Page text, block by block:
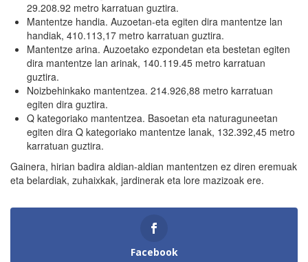
29.208.92 metro karratuan guztira.
Mantentze handia. Auzoetan-eta egiten dira mantentze lan
handiak, 410.113,17 metro karratuan guztira.
Mantentze arina. Auzoetako ezpondetan eta bestetan egiten
dira mantentze lan arinak, 140.119.45 metro karratuan
guztira.
Noizbehinkako mantentzea. 214.926,88 metro karratuan
egiten dira guztira.
Q kategoriako mantentzea. Basoetan eta naturaguneetan
egiten dira Q kategoriako mantentze lanak, 132.392,45 metro
karratuan guztira.
Gainera, hirian badira aldian-aldian mantentzen ez diren eremuak
eta belardiak, zuhaixkak, jardinerak eta lore mazizoak ere.
Facebook